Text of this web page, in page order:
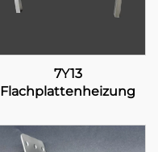
7Y13
Flachplattenheizung